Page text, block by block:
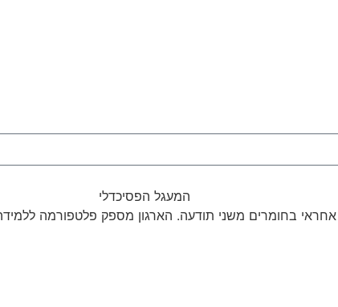
אחראי בחומרים משני תודעה. הארגון מספק פלטפורמה